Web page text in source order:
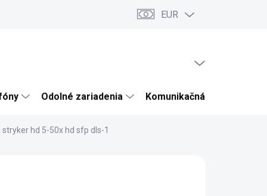
Testy a recenzie Hodnotenie obchodu
EUR
Odolné zariadenia Komunikačná technika
hd 5-50x hd sfp dls-1